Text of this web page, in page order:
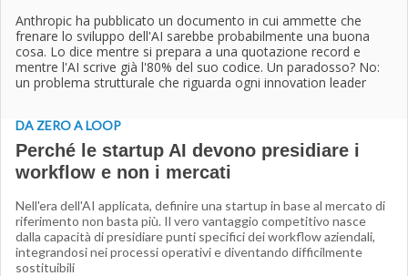
Anthropic ha pubblicato un documento in cui ammette che
frenare lo sviluppo dell'AI sarebbe probabilmente una buona
cosa. Lo dice mentre si prepara a una quotazione record e
mentre l'AI scrive già l'80% del suo codice. Un paradosso? No:
un problema strutturale che riguarda ogni innovation leader
DA ZERO A LOOP
Perché le startup AI devono presidiare i
workflow e non i mercati
Nell'era dell'AI applicata, definire una startup in base al mercato di
riferimento non basta più. Il vero vantaggio competitivo nasce
dalla capacità di presidiare punti specifici dei workflow aziendali,
integrandosi nei processi operativi e diventando difficilmente
sostituibili